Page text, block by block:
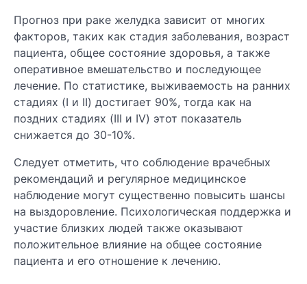
Прогноз при раке желудка зависит от многих
факторов, таких как стадия заболевания, возраст
пациента, общее состояние здоровья, а также
оперативное вмешательство и последующее
лечение. По статистике, выживаемость на ранних
стадиях (I и II) достигает 90%, тогда как на
поздних стадиях (III и IV) этот показатель
снижается до 30-10%.
Следует отметить, что соблюдение врачебных
рекомендаций и регулярное медицинское
наблюдение могут существенно повысить шансы
на выздоровление. Психологическая поддержка и
участие близких людей также оказывают
положительное влияние на общее состояние
пациента и его отношение к лечению.